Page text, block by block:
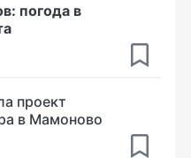
погода в
проект
в Мамоново